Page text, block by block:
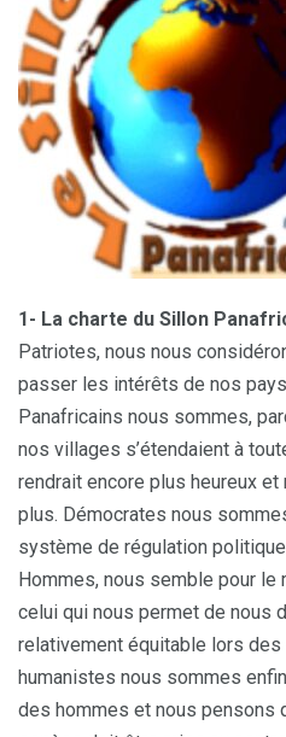
1- La charte du Sillon
Patriotes, nous nous
passer les intérêts de nos
Panafricains nous sommes,
nos villages s’étendaient à
rendrait encore plus heureux
plus. Démocrates nous
système de régulation
Hommes, nous semble pour le
celui qui nous permet de nous
relativement équitable lors
humanistes nous sommes
des hommes et nous pensons